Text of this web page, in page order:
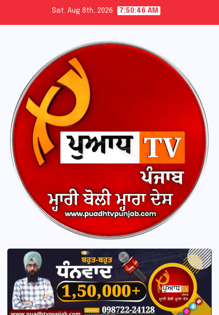
Sat. Aug 8th, 2026 7:50:47 AM